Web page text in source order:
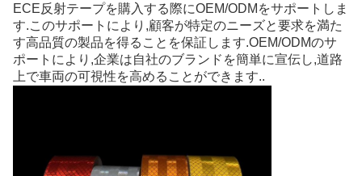
ECE反射テープを購入する際にOEM/ODMをサポートしま
す.このサポートにより,顧客が特定のニーズと要求を満た
す高品質の製品を得ることを保証します.OEM/ODMのサ
ポートにより,企業は自社のブランドを簡単に宣伝し,道路
上で車両の可視性を高めることができます..